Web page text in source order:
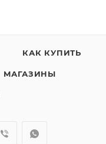
КАК КУПИТЬ
МАГАЗИНЫ